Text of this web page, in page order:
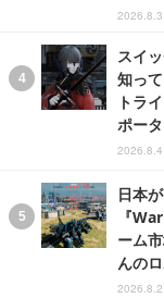
スイ
知っ
トラ
ポー
日本
『
ーム
んの